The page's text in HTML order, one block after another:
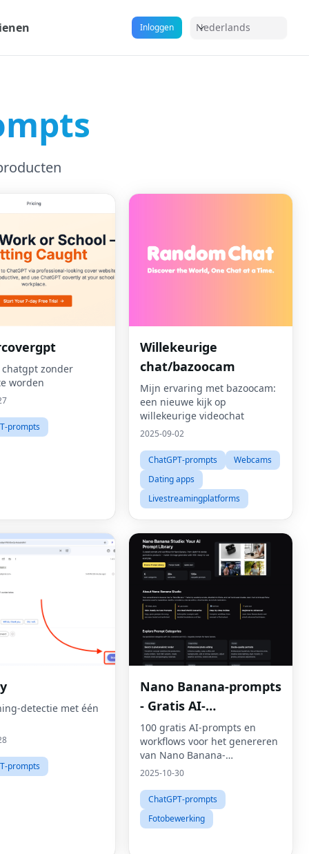
Inloggen Nederlands
zonder
worden
prompts
Willekeurige
chat/bazoocam
Mijn ervaring met bazoocam:
een nieuwe kijk op
willekeurige videochat
2025-09-02
ChatGPT-prompts
Webcams
Dating apps
Livestreamingplatforms
detectie met één
prompts
Nano Banana-prompts
- Gratis AI-
promptbibliotheek
100 gratis AI-prompts en
workflows voor het genereren
van Nano Banana-
afbeeldingen
2025-10-30
ChatGPT-prompts
Fotobewerking